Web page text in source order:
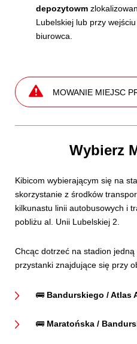
depozytowm
Lubelskiej lub przy
biurowca.
MIEJSC
Wybierz
Kibicom wybierającym się na
skorzystanie z środków
kilkunastu linii autobusowych i
pobliżu al. Unii Lubelskiej 2.
Chcąc dotrzeć na stadion
przystanki znajdujące się przy
🚌 Bandurskiego / Atlas
🚌 Maratońska /